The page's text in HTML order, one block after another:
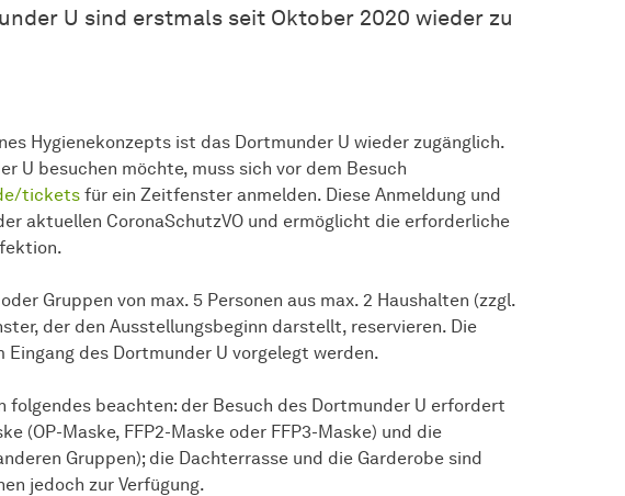
U sind erstmals seit Oktober 2020 wieder zu
Hygienekonzepts ist das Dortmunder U wieder zugänglich.
U besuchen möchte, muss sich vor dem Besuch
tickets für ein Zeitfenster anmelden. Diese Anmeldung und
aktuellen CoronaSchutzVO und ermöglicht die erforderliche
Gruppen von max. 5 Personen aus max. 2 Haushalten (zzgl.
der den Ausstellungsbeginn darstellt, reservieren. Die
des Dortmunder U vorgelegt werden.
folgendes beachten: der Besuch des Dortmunder U erfordert
(OP-Maske, FFP2-Maske oder FFP3-Maske) und die
Gruppen); die Dachterrasse und die Garderobe sind
jedoch zur Verfügung.